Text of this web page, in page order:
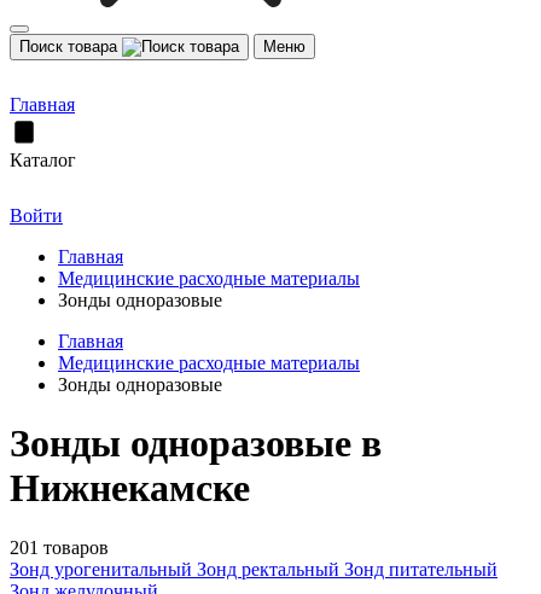
Поиск товара Меню
Главная
Каталог
Войти
Главная
Медицинские расходные материалы
Зонды одноразовые
Главная
Медицинские расходные материалы
Зонды одноразовые
Зонды одноразовые в
Нижнекамске
201 товаров
Зонд урогенитальный Зонд ректальный Зонд питательный